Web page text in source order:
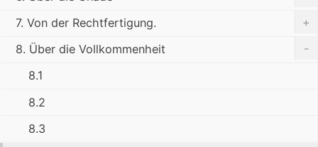
7. Von der Rechtfertigung.
+
8. Über die Vollkommenheit
-
8.1
8.2
8.3